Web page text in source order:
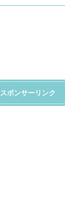
スポンサーリンク